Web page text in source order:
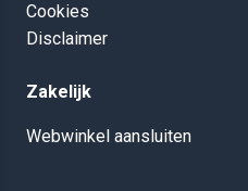
Cookies
Disclaimer
Zakelijk
Webwinkel aansluiten